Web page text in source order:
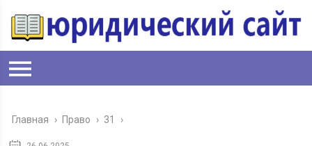
Главная › Право › 31 ›